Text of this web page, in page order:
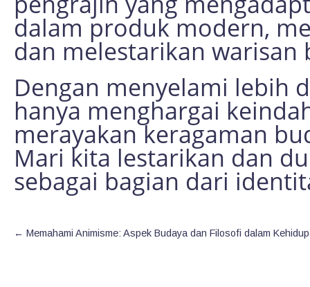
dalam produk modern,
dan melestarikan warisan
Dengan menyelami lebih
hanya menghargai
merayakan keragaman
Mari kita lestarikan dan
sebagai bagian dari
← Memahami Animisme: Aspek Budaya dan Filosofi dalam